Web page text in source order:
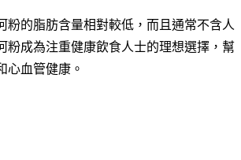
粉的脂肪含量相對較低，而且通常不含人
粉成為注重健康飲食人士的理想選擇，幫
心血管健康。